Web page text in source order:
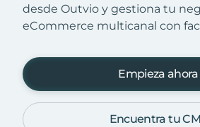
desde Outvio y gestiona tu
eCommerce multicanal con
Empieza ahora
Encuentra tu